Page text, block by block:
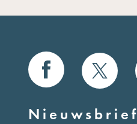
Nieuwsbrief